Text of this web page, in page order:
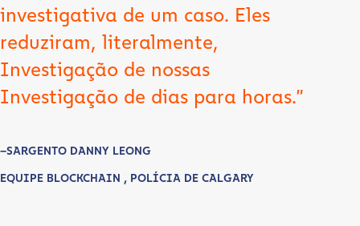
investigativa de um caso. Eles
reduziram, literalmente,
Investigação de nossas
Investigação de dias para horas.”
–SARGENTO DANNY LEONG
EQUIPE BLOCKCHAIN , POLÍCIA DE CALGARY